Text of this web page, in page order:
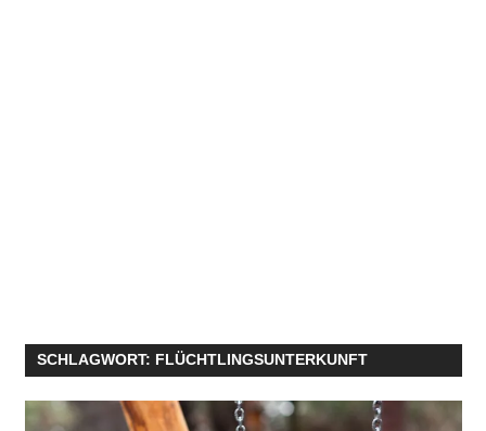
SCHLAGWORT: FLÜCHTLINGSUNTERKUNFT